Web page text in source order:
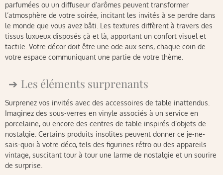
parfumées ou un diffuseur d’arômes peuvent transformer
l’atmosphère de votre soirée, incitant les invités à se perdre dans
le monde que vous avez bâti. Les textures diffèrent à travers des
tissus luxueux disposés çà et là, apportant un confort visuel et
tactile. Votre décor doit être une ode aux sens, chaque coin de
votre espace communiquant une partie de votre thème.
Les éléments surprenants
Surprenez vos invités avec des accessoires de table inattendus.
Imaginez des sous-verres en vinyle associés à un service en
porcelaine, ou encore des centres de table inspirés d’objets de
nostalgie. Certains produits insolites peuvent donner ce je-ne-
sais-quoi à votre déco, tels des figurines rétro ou des appareils
vintage, suscitant tour à tour une larme de nostalgie et un sourire
de surprise.